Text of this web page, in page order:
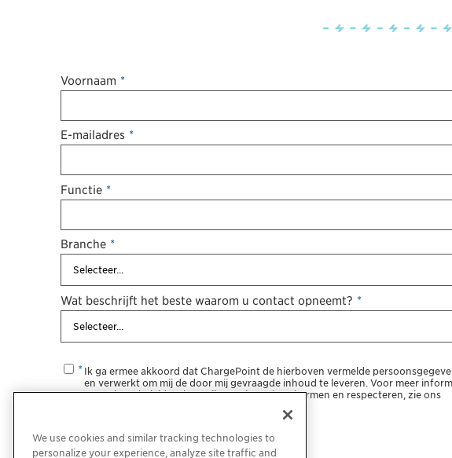
*
Voornaam
*
E-mailadres
*
Functie
*
Branche
*
Wat beschrijft het beste waarom u contact opneemt?
Ik ga ermee akkoord dat ChargePoint de hierboven vermelde
en verwerkt om mij de door mij gevraagde inhoud te leveren. Voor meer
ons privacybeleid en hoe wij uw privacy beschermen en respecteren, zie ons
We use cookies and similar tracking technologies to
personalize your experience, analyze site traffic and